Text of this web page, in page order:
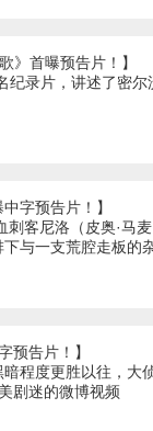
》首曝预告片！】
纪录片，讲述了密
字预告片！】
刺客尼洛（皮奥·马
下与一支荒腔走板的
预告片！】
暗程度更胜以往，
剧迷的微博视频